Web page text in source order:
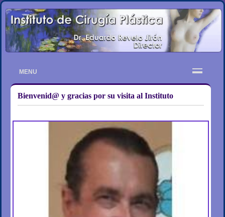
MENU
Bienvenid@ y gracias por su visita al Instituto